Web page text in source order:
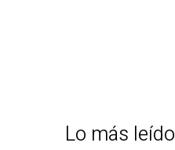
Lo más leído